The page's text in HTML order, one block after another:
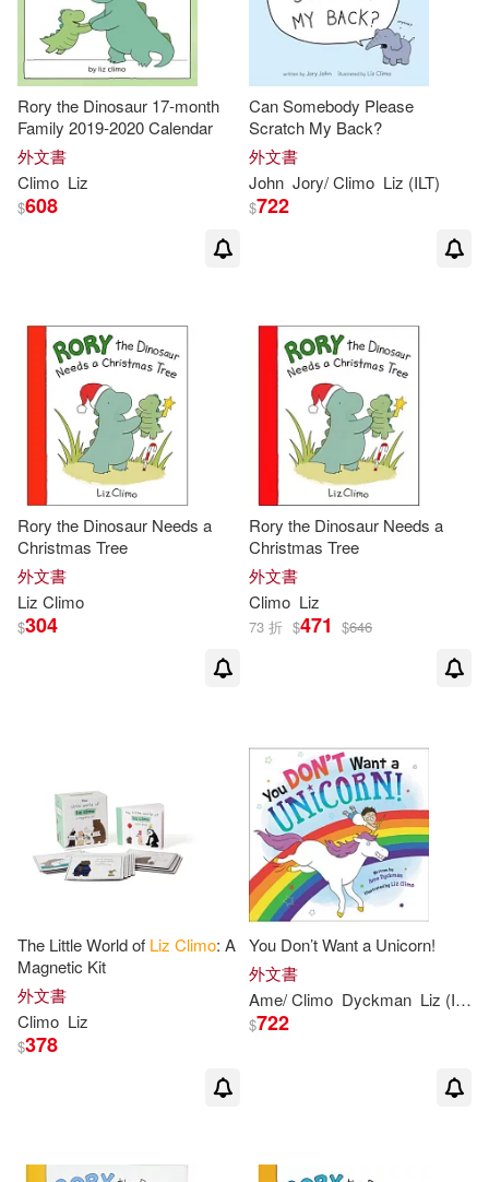
Rory the Dinosaur 17-month
Family 2019-2020 Calendar
外文書
Climo Liz
$608
Can Somebody Please
Scratch My Back?
外文書
John Jory/Climo Liz (ILT)
$722
Rory the Dinosaur Needs a
Christmas Tree
外文書
Liz Climo
$304
Rory the Dinosaur Needs a
Christmas Tree
外文書
Climo Liz
73 折 $471 $646
The Little World of Liz Climo: A
Magnetic Kit
外文書
Climo Liz
$378
You Don’t Want a Unicorn!
外文書
Ame/Climo Dyckman Liz (ILT)
$722